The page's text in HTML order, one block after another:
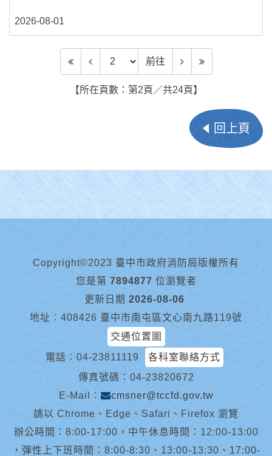
2026-08-01
前往頁數 前往
【所在頁數：第2頁／共24頁】
回上頁
Copyright©2023 臺中市政府消防局版權所有
您是第 7894877 位瀏覽者
更新日期 2026-08-06
地址︰408426 臺中市南屯區文心南九路119號
交通位置圖
電話︰ 04-23811119
各科室聯絡方式
傳真號碼：04-23820672
E-Mail︰
cmsner@tccfd.gov.tw
請以 Chrome、Edge、Safari、Firefox 瀏覽
辦公時間：8:00-17:00，中午休息時間：12:00-13:00
，彈性上下班時間：8:00-8:30、13:00-13:30、17:00-